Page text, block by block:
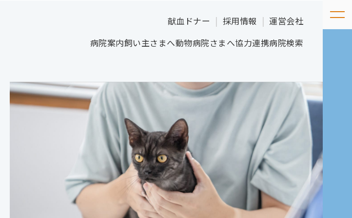
献血ドナー 採用情報
運営会社
病院案内飼い主さまへ動物病院さまへ協力連携病院検索